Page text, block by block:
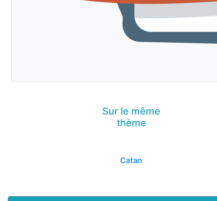
Sur le même
thème
Catan